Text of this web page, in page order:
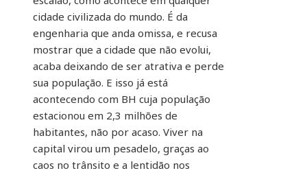
cidade civilizada do mundo. É da
engenharia que anda omissa, e recusa
mostrar que a cidade que não evolui,
acaba deixando de ser atrativa e perde
sua população. E isso já está
acontecendo com BH cuja população
estacionou em 2,3 milhões de
habitantes, não por acaso. Viver na
capital virou um pesadelo, graças ao
caos no trânsito e a lentidão nos